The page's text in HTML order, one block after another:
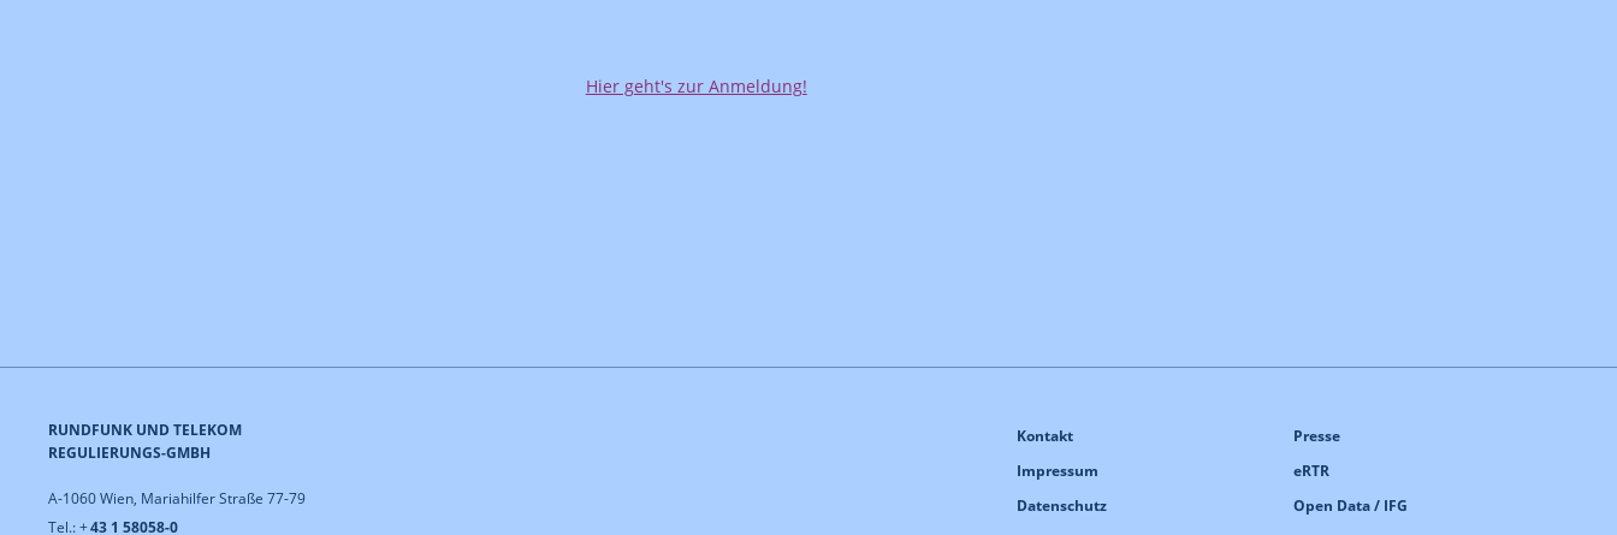
Hier geht's zur Anmeldung!
RUNDFUNK UND TELEKOM
REGULIERUNGS-GMBH
A-1060 Wien, Mariahilfer Straße 77-79
Tel.: +43 1 58058-0
Presse
eRTR
Open Data / IFG
Kontakt
Impressum
Datenschutz